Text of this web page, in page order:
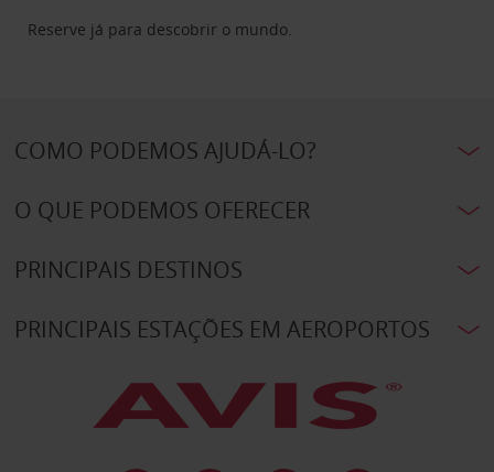
Reserve já para descobrir o mundo.
COMO PODEMOS AJUDÁ-LO?
O QUE PODEMOS OFERECER
PRINCIPAIS DESTINOS
PRINCIPAIS ESTAÇÕES EM AEROPORTOS